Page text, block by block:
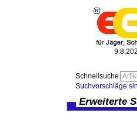
Schnellsuche
Suchvorschläge
Erweiterte